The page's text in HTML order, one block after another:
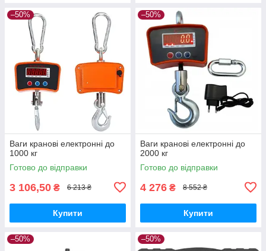
–50%
Ваги кранові електронні до
1000 кг
Готово до відправки
3 106,50 ₴ 6 213 ₴
Купити
–50%
Ваги кранові електронні до
2000 кг
Готово до відправки
4 276 ₴ 8 552 ₴
Купити
–50% –50%